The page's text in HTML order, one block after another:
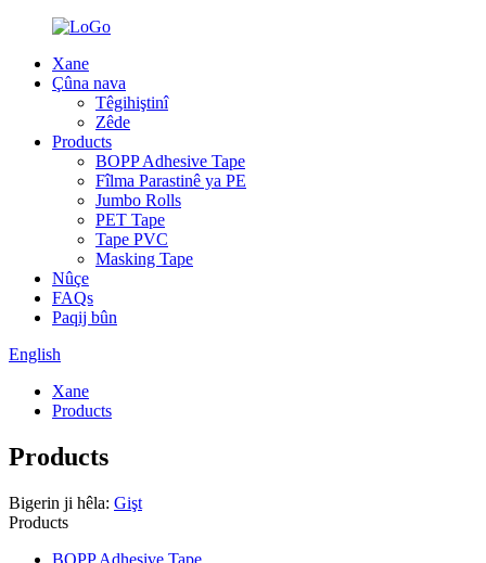
Xane
Çûna nava
Têgihiştinî
Zêde
Products
BOPP Adhesive Tape
Fîlma Parastinê ya PE
Jumbo Rolls
PET Tape
Tape PVC
Masking Tape
Nûçe
FAQs
Paqij bûn
English
Xane
Products
Products
Bigerin ji hêla: Gişt
Products
BOPP Adhesive Tape